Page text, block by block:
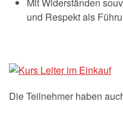
und Respekt als
Die Teilnehmer haben